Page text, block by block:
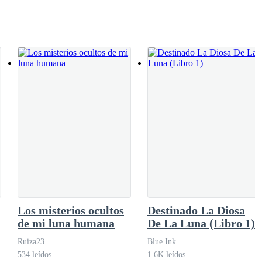
Los misterios ocultos
de mi luna humana
Ruiza23
534 leídos
Destinado La Diosa
De La Luna (Libro 1)
Blue Ink
1.6K leídos